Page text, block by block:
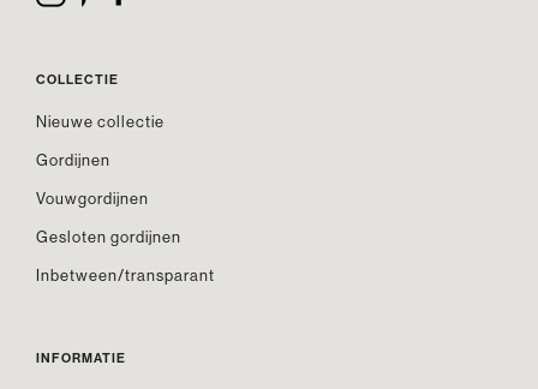
COLLECTIE
Nieuwe collectie
Gordijnen
Vouwgordijnen
Gesloten gordijnen
Inbetween/transparant
INFORMATIE